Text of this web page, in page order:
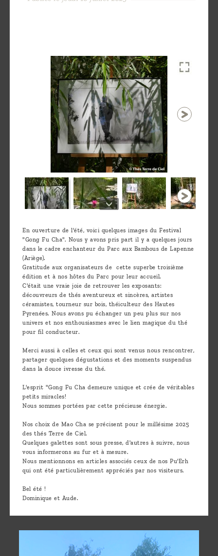
En ouverture de l'été, voici quelques images du Festival
"Gong Fu Cha". Nous y avons pris part il y a quelques jours
dans le cadre enchanteur du Parc aux Bambous de Lapenne
(Ariège).
Gratitude aux organisateurs de cette superbe troisième
édition et à nos hôtes du Parc pour leur accueil.
C'était une vraie joie de retrouver les exposants:
découvreurs de thés aventureux et sincères, artistes
céramistes, tourneur sur bois, théiculteur des Hautes
Pyrenées. Nous avons pu échanger un peu plus sur nos
univers et nos enthousiasmes avec le lien magique du thé
pour fil conducteur.
Merci aussi à celles et ceux qui sont venus nous rencontrer,
partager quelques dégustations et des moments suspendus
dans la douce ivresse du thé.
L'esprit "Gong Fu Cha demeure unique et crée de véritables
petits miracles!
Nous sommes portées par cette précieuse énergie.
Nos choix de Mao Cha se précisent pour le millésime 2025
des thés Terre de Ciel.
Quelques galettes sont sous presse, d'autres à suivre, nous
vous informerons au fur et à mesure.
Nous mentionnons en articles associés ceux de nos Pu'Erh
qui ont été particulièrement appréciés par nos visiteurs.
Bel été !
Dominique et Aude.